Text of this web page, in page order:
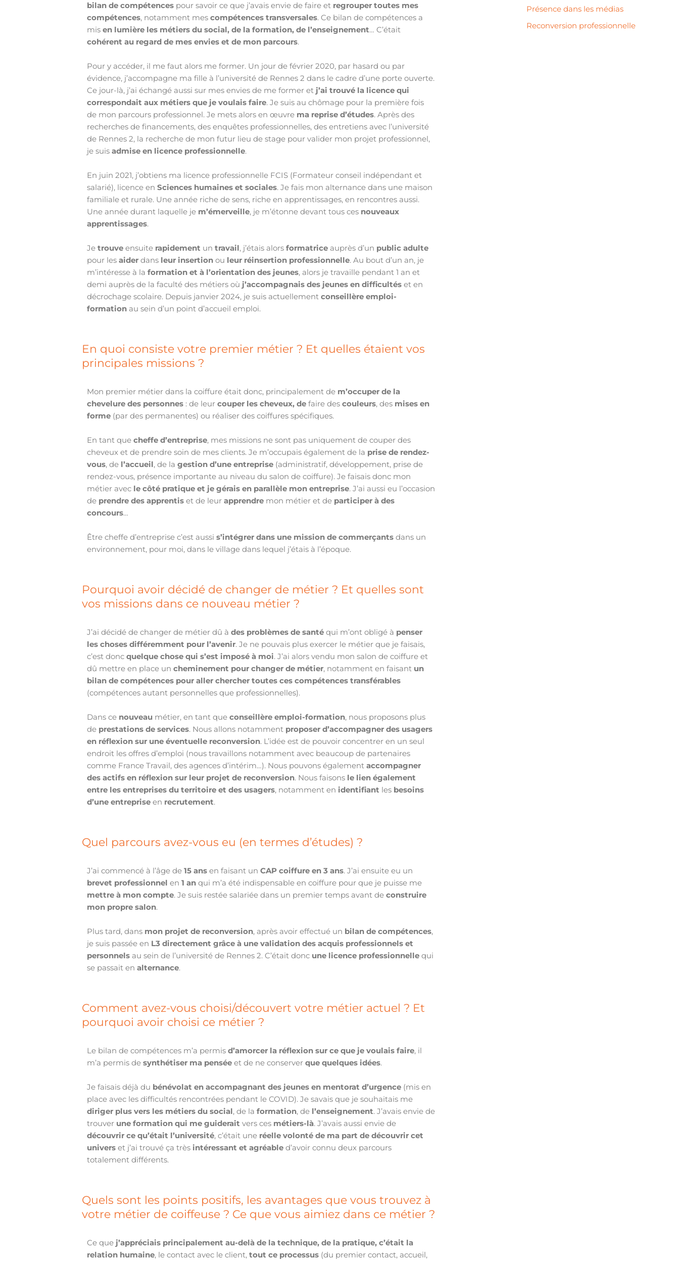
bilan de compétences pour savoir ce que j’avais envie de faire et regrouper toutes mes
compétences, notamment mescompétences transversales. Ce bilan de compétences a
mis en lumière les métiers du social, de la formation, de l’enseignement… C’était
cohérent au regard de mes envies et de mon parcours.
Pour y accéder, il me faut alors me former. Un jour de février 2020, par hasard ou par
évidence, j’accompagne ma fille à l’université de Rennes 2 dans le cadre d’une porte ouverte.
Ce jour-là, j’ai échangé aussi sur mes envies de me former et j’ai trouvé la licence qui
correspondait aux métiers que je voulais faire. Je suis au chômage pour la première fois
de mon parcours professionnel. Je mets alors en œuvre ma reprise d’études. Après des
recherches de financements, des enquêtes professionnelles, des entretiens avec l’université
de Rennes 2, la recherche de mon futur lieu de stage pour valider mon projet professionnel,
je suisadmise en licence professionnelle.
En juin 2021, j’obtiens ma licence professionnelle FCIS (Formateur conseil indépendant et
salarié), licence enSciences humaines et sociales. Je fais mon alternance dans une maison
familiale et rurale. Une année riche de sens, riche en apprentissages, en rencontres aussi.
Une année durant laquelle je m’émerveille, je m’étonne devant tous ces nouveaux
apprentissages.
Jetrouve ensuite rapidement untravail, j’étais alorsformatrice auprès d’un public adulte
pour lesaider dans leur insertion ou leur réinsertion professionnelle. Au bout d’un an, je
m’intéresse à laformation et à l’orientation des jeunes, alors je travaille pendant 1 an et
demi auprès de la faculté des métiers où j’accompagnais des jeunes en difficultés et en
décrochage scolaire. Depuis janvier 2024, je suis actuellementconseillère emploi-
formation au sein d’un point d’accueil emploi.
En quoi consiste votre premier métier ? Et quelles étaient vos
principales missions ?
Mon premier métier dans la coiffure était donc, principalement de m’occuper de la
chevelure des personnes : de leurcouper les cheveux, defaire descouleurs, des mises en
forme (par des permanentes) ou réaliser des coiffures spécifiques.
En tant quecheffe d’entreprise, mes missions ne sont pas uniquement de couper des
cheveux et de prendre soin de mes clients. Je m’occupais également de la prise de rendez-
vous, de l’accueil, de lagestion d’une entreprise (administratif, développement, prise de
rendez-vous, présence importante au niveau du salon de coiffure). Je faisais donc mon
métier avec le côté pratique et je gérais en parallèle mon entreprise. J’ai aussi eu l’occasion
de prendre des apprentis et de leurapprendre mon métier et de participer à des
concours…
Être cheffe d’entreprise c’est aussis’intégrer dans une mission de commerçants dans un
environnement, pour moi, dans le village dans lequel j’étais à l’époque.
Pourquoi avoir décidé de changer de métier ? Et quelles sont
vos missions dans ce nouveau métier ?
J’ai décidé de changer de métier dû àdes problèmes de santé qui m’ont obligé à penser
les choses différemment pour l’avenir. Je ne pouvais plus exercer le métier que je faisais,
c’est doncquelque chose qui s’est imposé à moi. J’ai alors vendu mon salon de coiffure et
dû mettre en place uncheminement pour changer de métier, notamment en faisant un
bilan de compétences pour aller chercher toutes ces compétences transférables
(compétences autant personnelles que professionnelles).
Dans ce nouveau métier, en tant queconseillère emploi-formation, nous proposons plus
de prestations de services. Nous allons notamment proposer d’accompagner des usagers
en réflexion sur une éventuelle reconversion. L’idée est de pouvoir concentrer en un seul
endroit les offres d’emploi (nous travaillons notamment avec beaucoup de partenaires
comme France Travail, des agences d’intérim…). Nous pouvons égalementaccompagner
des actifs en réflexion sur leur projet de reconversion. Nous faisons le lien également
entre les entreprises du territoire et des usagers, notamment en identifiant les besoins
d’une entreprise en recrutement.
Quel parcours avez-vous eu (en termes d’études) ?
J’ai commencé à l’âge de15 ans en faisant unCAP coiffure en 3 ans. J’ai ensuite eu un
brevet professionnel en 1 an qui m’a été indispensable en coiffure pour que je puisse me
mettre à mon compte. Je suis restée salariée dans un premier temps avant deconstruire
mon propre salon.
Plus tard, dans mon projet de reconversion, après avoir effectué un bilan de compétences,
je suis passée en L3 directement grâce à une validation des acquis professionnels et
personnels au sein de l’université de Rennes 2. C’était donc une licence professionnelle qui
se passait enalternance.
Comment avez-vous choisi/découvert votre métier actuel ? Et
pourquoi avoir choisi ce métier ?
Le bilan de compétences m’a permisd’amorcer la réflexion sur ce que je voulais faire, il
m’a permis desynthétiser ma pensée et de ne conserver que quelques idées.
Je faisais déjà du bénévolat en accompagnant des jeunes en mentorat d’urgence (mis en
place avec les difficultés rencontrées pendant le COVID). Je savais que je souhaitais me
diriger plus vers les métiers du social, de laformation, de l’enseignement. J’avais envie de
trouver une formation qui me guideraitvers ces métiers-là. J’avais aussi envie de
découvrir ce qu’était l’université, c’était une réelle volonté de ma part de découvrir cet
univers et j’ai trouvé ça très intéressant et agréable d’avoir connu deux parcours
totalement différents.
Quels sont les points positifs, les avantages que vous trouvez à
votre métier de coiffeuse ? Ce que vous aimiez dans ce métier ?
Ce que j’appréciais principalement au-delà de la technique, de la pratique, c’était la
relation humaine, le contact avec le client,tout ce processus (du premier contact, accueil,
Présence dans les médias
Reconversion professionnelle